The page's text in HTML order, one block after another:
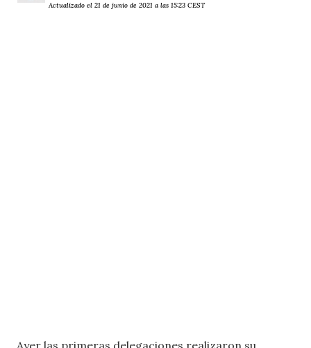
Actualizado el 21 de junio de 2021 a las 15:23 CEST